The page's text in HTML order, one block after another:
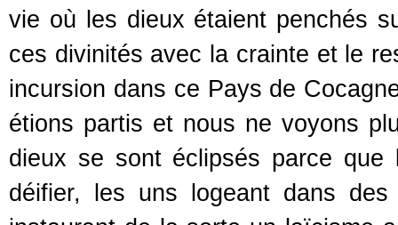
vie où les dieux étaient penchés
ces divinités avec la crainte et le
incursion dans ce Pays de
étions partis et nous ne voyons
dieux se sont éclipsés parce
déifier, les uns logeant dans